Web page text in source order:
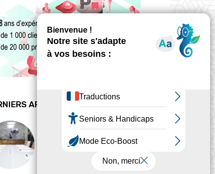
ARTICLES
Peut-on tout concevoir ?